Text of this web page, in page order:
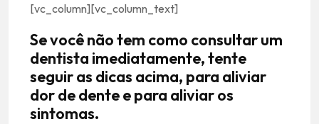
[vc_column][vc_column_text]
Se você não tem como consultar um
dentista imediatamente, tente
seguir as dicas acima, para aliviar
dor de dente e para aliviar os
sintomas.